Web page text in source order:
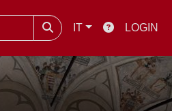
IT LOGIN